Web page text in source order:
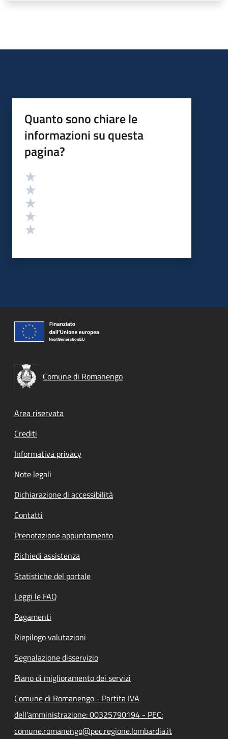
Quanto sono chiare le
informazioni su questa
pagina?
Valutazione
Comune di Romanengo
Footer menu
Area riservata
Crediti
Informativa privacy
Note legali
Dichiarazione di accessibilità
Contatti
Prenotazione appuntamento
Richiedi assistenza
Statistiche del portale
Leggi le FAQ
Pagamenti
Riepilogo valutazioni
Segnalazione disservizio
Piano di miglioramento dei servizi
Comune di Romanengo - Partita IVA
dell'amministrazione: 00325790194 - PEC:
comune.romanengo@pec.regione.lombardia.it